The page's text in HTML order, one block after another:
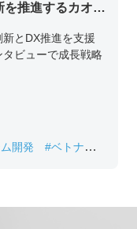
を推進するカオピ
とDX推進を支援
ビューで成長戦略
開発
#ベトナムIT